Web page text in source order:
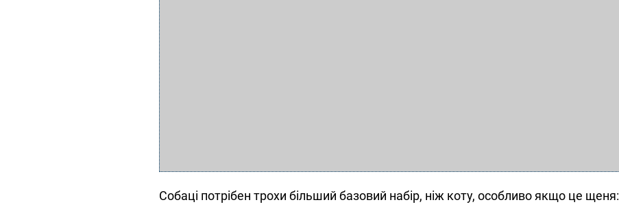
Собаці потрібен трохи більший базовий набір, ніж коту, особливо якщо це щеня: